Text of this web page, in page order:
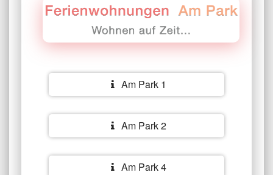
Am Park 1
Am Park 2
Am Park 4